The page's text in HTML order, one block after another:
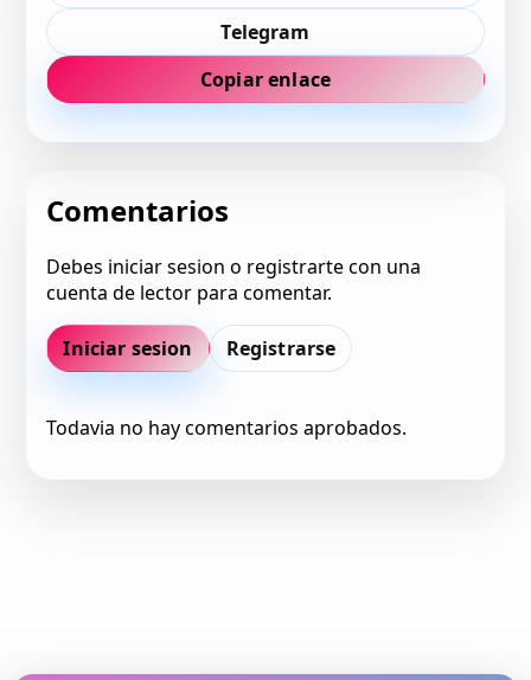
Telegram
Copiar enlace
Comentarios
Debes iniciar sesion o registrarte con una
cuenta de lector para comentar.
Iniciar sesion Registrarse
Todavia no hay comentarios aprobados.